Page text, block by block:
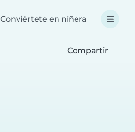
Conviértete en niñera
Compartir